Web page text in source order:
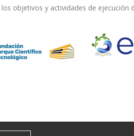
objetivos y actividades de ejecución